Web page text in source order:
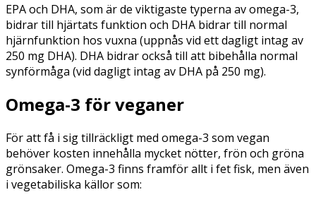
EPA och DHA, som är de viktigaste typerna av omega-3,
bidrar till hjärtats funktion och DHA bidrar till normal
hjärnfunktion hos vuxna (uppnås vid ett dagligt intag av
250 mg DHA). DHA bidrar också till att bibehålla normal
synförmåga (vid dagligt intag av DHA på 250 mg).
Omega-3 för veganer
För att få i sig tillräckligt med omega-3 som vegan
behöver kosten innehålla mycket nötter, frön och gröna
grönsaker. Omega-3 finns framför allt i fet fisk, men även
i vegetabiliska källor som: